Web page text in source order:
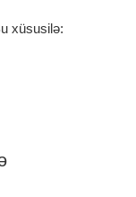
xüsusilə: